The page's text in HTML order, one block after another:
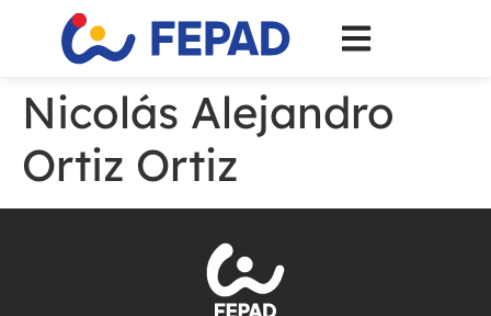
Nicolás Alejandro
Ortiz Ortiz